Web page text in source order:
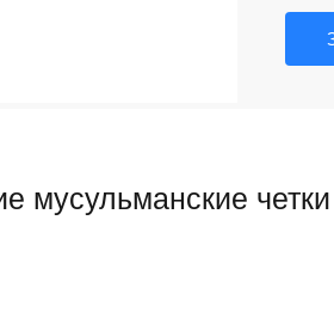
мусульманские четки